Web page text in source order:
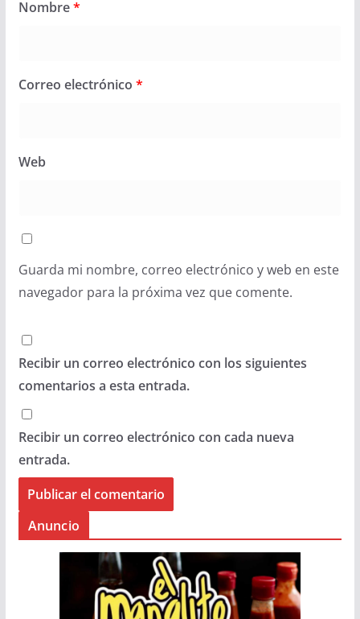
Nombre*
Correo electrónico *
Web
Guarda mi nombre, correo electrónico y web en este
navegador para la próxima vez que comente.
Recibir un correo electrónico con los siguientes
comentarios a esta entrada.
Recibir un correo electrónico con cada nueva
entrada.
Anuncio